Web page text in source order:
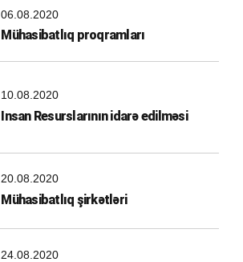
06.08.2020
Mühasibatlıq proqramları
10.08.2020
Insan Resurslarının idarə edilməsi
20.08.2020
Mühasibatlıq şirkətləri
24.08.2020